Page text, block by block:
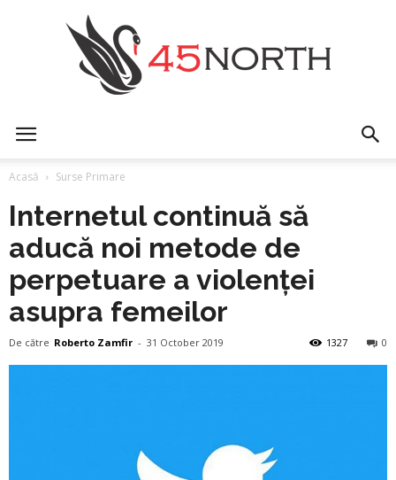
Acasă Surse Primare
Internetul continuă să
aducă noi metode de
perpetuare a violenței
asupra femeilor
De către Roberto Zamfir - 31 October 2019 0
1327